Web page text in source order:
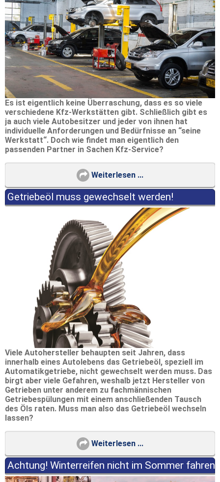
Es ist eigentlich keine Überraschung, dass es so viele
verschiedene Kfz-Werkstätten gibt. Schließlich gibt es
ja auch viele Autobesitzer und jeder von ihnen hat
individuelle Anforderungen und Bedürfnisse an “seine
Werkstatt“. Doch wie findet man eigentlich den
passenden Partner in Sachen Kfz-Service?
Weiterlesen ...
Getriebeöl muss gewechselt werden!
Viele Autohersteller behaupten seit Jahren, dass
innerhalb eines Autolebens das Getriebeöl, speziell im
Automatikgetriebe, nicht gewechselt werden muss. Das
birgt aber viele Gefahren, weshalb jetzt Hersteller von
Getrieben unter anderem zu fachmännischen
Getriebespülungen mit einem anschließenden Tausch
des Öls raten. Muss man also das Getriebeöl wechseln
lassen?
Weiterlesen ...
Achtung! Winterreifen nicht im Sommer fahren